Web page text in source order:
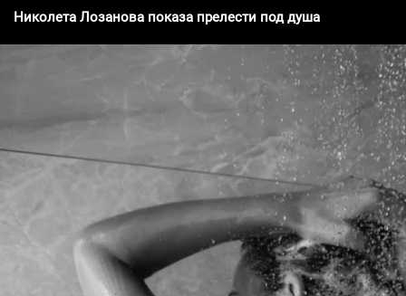
Николета Лозанова показа прелести под душа